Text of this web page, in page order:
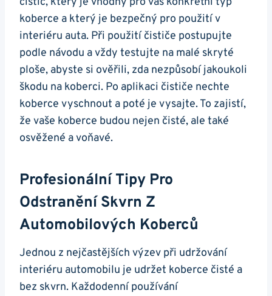
koberce a ‌který je bezpečný pro použití‍ v
interiéru⁣ auta. Při použití čističe postupujte
podle návodu a vždy ‌testujte⁢ na malé skryté
ploše, ​abyste si ověřili, zda nezpůsobí⁣ jakoukoli
škodu na koberci. Po aplikaci čističe nechte⁤
koberce vyschnout a poté je vysajte. To zajistí,
že vaše ‍koberce budou nejen čisté, ale⁣ také
osvěžené a⁣ voňavé.
Profesionální Tipy Pro‌
Odstranění Skvrn Z
Automobilových Koberců
Jednou z ‌nejčastějších výzev při⁢ udržování⁣
interiéru⁣ automobilu je ⁢udržet ‍koberce čisté a
bez skvrn. Každodenní používání